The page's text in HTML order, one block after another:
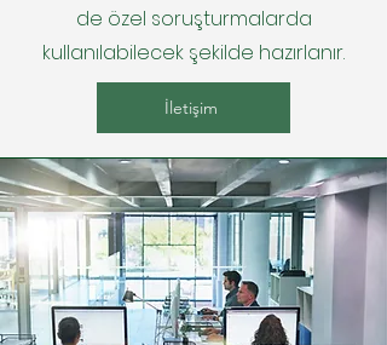
de özel soruşturmalarda
kullanılabilecek şekilde hazırlanır.
İletişim